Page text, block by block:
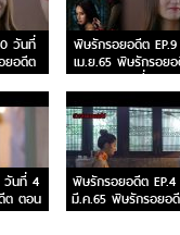
วันที่
ยอดีต
พิษรักรอยอดีต
เม.ย.65 พิษรักรอย
ที่ 9
วันที่ 4
ต ตอน
พิษรักรอยอดีต
มี.ค.65 พิษรักรอยอ
4